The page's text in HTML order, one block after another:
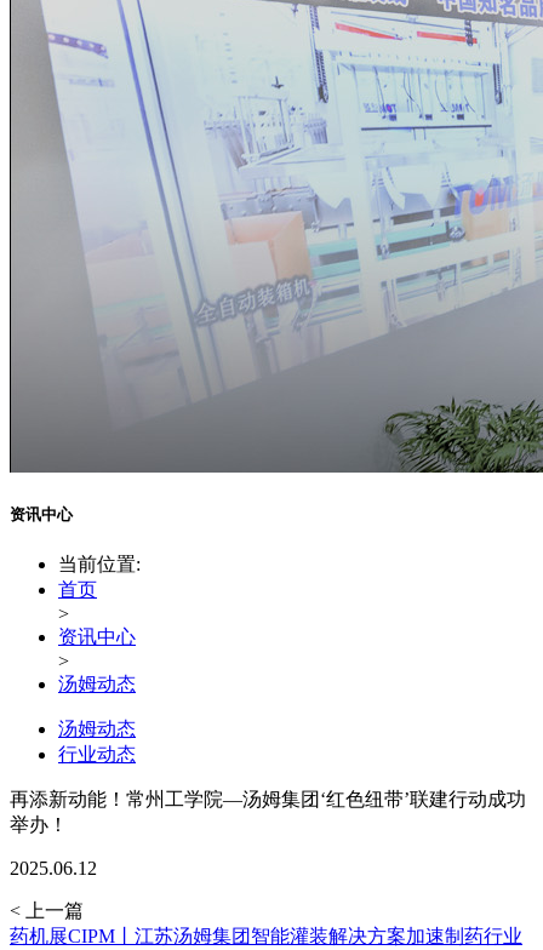
资讯中心
当前位置:
首页
>
资讯中心
>
汤姆动态
汤姆动态
行业动态
再添新动能！常州工学院—汤姆集团‘红色纽带’联建行动成功
举办！
2025.06.12
< 上一篇
药机展CIPM丨江苏汤姆集团智能灌装解决方案加速制药行业